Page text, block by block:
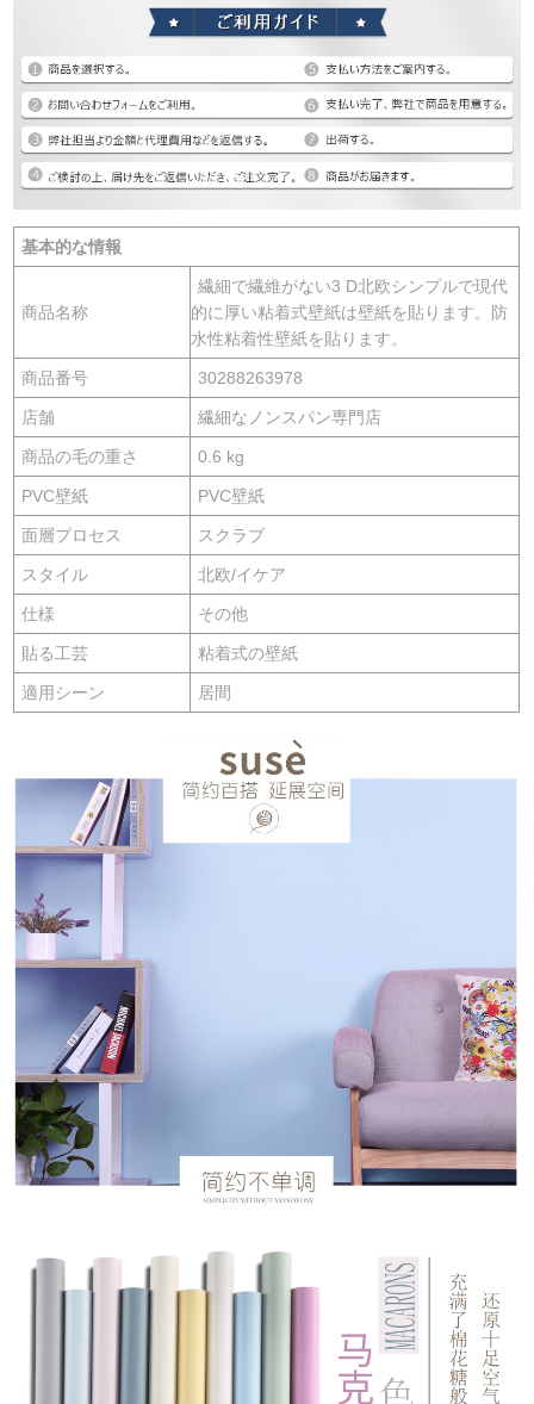
基本的な情報
商品名称
繊細で繊維がない3 D北欧シンプルで現代
的に厚い粘着式壁紙は壁紙を貼ります。防
水性粘着性壁紙を貼ります。
商品番号 30288263978
店舗 繊細なノンスパン専門店
商品の毛の重さ 0.6 kg
PVC壁紙 PVC壁紙
面層プロセス スクラブ
スタイル 北欧/イケア
仕様 その他
貼る工芸 粘着式の壁紙
適用シーン 居間